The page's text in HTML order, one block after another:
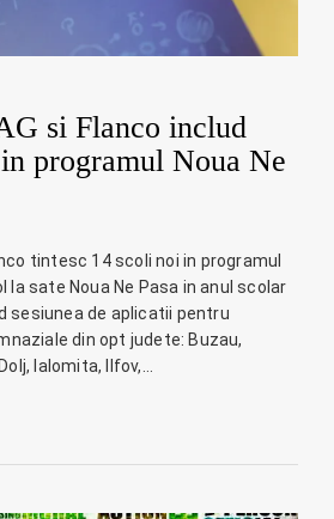
si Flanco includ
programul Noua Ne
tintesc 14 scoli noi in programul
sate Noua Ne Pasa in anul scolar
sesiunea de aplicatii pentru
din opt judete: Buzau,
Ialomita, Ilfov,…